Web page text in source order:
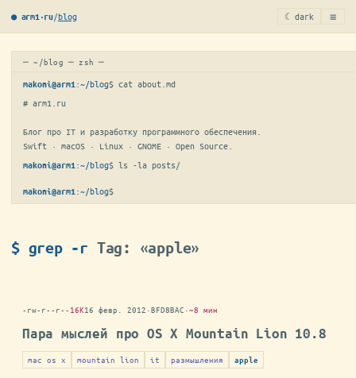
● arm1·ru/blog ☾ dark ≡
─ ~/blog ─ zsh ─
makoni@arm1 :~/blog$ cat about.md
# arm1.ru
Блог про IT и разработку программного обеспечения.
Swift · macOS · Linux · GNOME · Open Source.
makoni@arm1 :~/blog$ ls -la posts/
makoni@arm1 :~/blog$
$ grep -r Tag: «apple»
-rw-r--r-- 16K16 февр. 2012 ·BFD8BAC ·~8 мин
Пара мыслей про OS X Mountain Lion 10.8
mac os x mountain lion it размышления apple